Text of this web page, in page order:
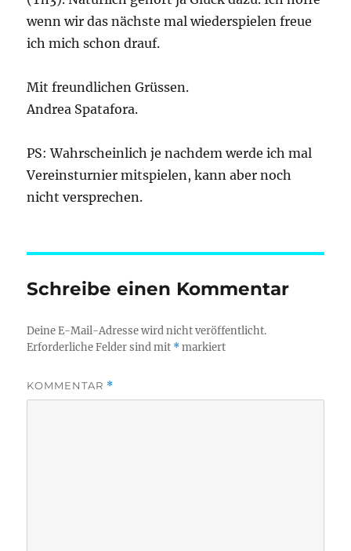
wenn wir das nächste mal wiederspielen freue
ich mich schon drauf.
Mit freundlichen Grüssen.
Andrea Spatafora.
PS: Wahrscheinlich je nachdem werde ich mal
Vereinsturnier mitspielen, kann aber noch
nicht versprechen.
Schreibe einen Kommentar
Deine E-Mail-Adresse wird nicht veröffentlicht.
Erforderliche Felder sind mit *markiert
KOMMENTAR *